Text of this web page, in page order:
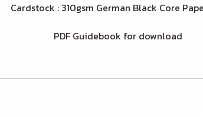
: 310gsm German Black Core Paper,
Guidebook for download